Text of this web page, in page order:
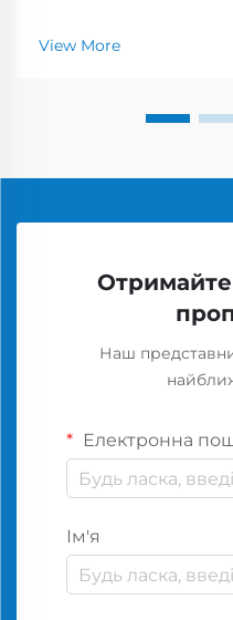
View More
Наш
Електронна
Ім'я